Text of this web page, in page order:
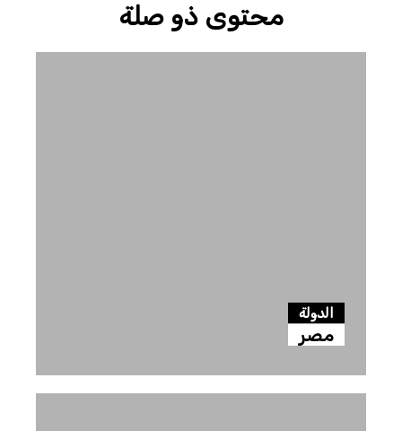
محتوى ذو صلة
الدولة
مصر